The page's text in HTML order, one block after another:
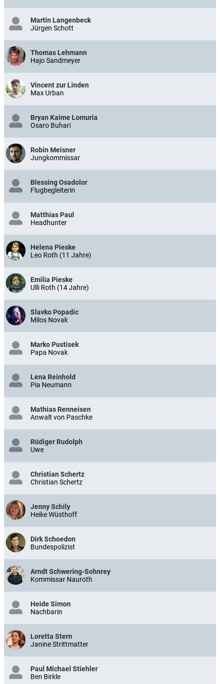
Martin Langenbeck
Jürgen Schott
Thomas Lehmann
Hajo Sandmeyer
Vincent zur Linden
Max Urban
Bryan Kaime Lomuria
Osaro Buhari
Robin Meisner
Jungkommissar
Blessing Osadolor
Flugbegleiterin
Matthias Paul
Headhunter
Helena Pieske
Leo Roth (11 Jahre)
Emilia Pieske
Ulli Roth (14 Jahre)
Slavko Popadic
Milos Novak
Marko Pustisek
Papa Novak
Lena Reinhold
Pia Neumann
Mathias Renneisen
Anwalt von Paschke
Rüdiger Rudolph
Uwe
Christian Schertz
Christian Schertz
Jenny Schily
Heike Wüsthoff
Dirk Schoedon
Bundespolizist
Arndt Schwering-Sohnrey
Kommissar Nauroth
Heide Simon
Nachbarin
Loretta Stern
Janine Strittmatter
Paul Michael Stiehler
Ben Birkle